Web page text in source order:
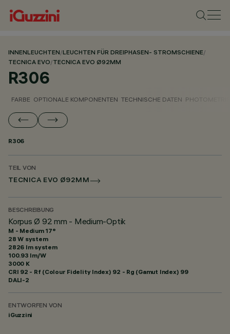
INNENLEUCHTEN/LEUCHTEN FÜR DREIPHASEN- STROMSCHIENE/
TECNICA EVO/TECNICA EVO Ø92MM
R306
FARBE OPTIONALE KOMPONENTEN TECHNISCHE DATEN
R306
TEIL VON
TECNICA EVO Ø92MM
BESCHREIBUNG
Korpus Ø 92 mm - Medium-Optik
M - Medium 17°
28 W system
2826 lm system
100.93 lm/W
3000 K
CRI 92 - Rf (Colour Fidelity Index) 92 - Rg (Gamut Index) 99
DALI-2
ENTWORFEN VON
iGuzzini